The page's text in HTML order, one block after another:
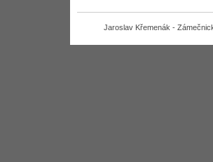
Jaroslav Křemenák -